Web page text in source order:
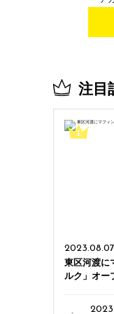
注目
2023.08.07
東区河渡に
ルク」オー